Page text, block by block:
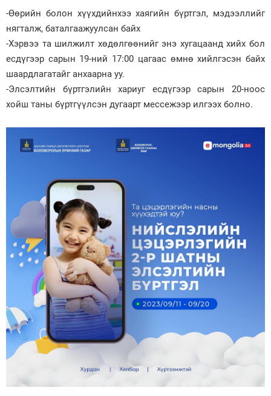
-Өөрийн болон хүүхдийнхээ хаягийн бүртгэл, мэдээллийг
нягталж, баталгаажуулсан байх
-Хэрвээ та шилжилт хөдөлгөөнийг энэ хугацаанд хийх бол
есдүгээр сарын 19-ний 17:00 цагаас өмнө хийлгэсэн байх
шаардлагатайг анхаарна уу.
-Элсэлтийн бүртгэлийн хариуг есдүгээр сарын 20-ноос
хойш таны бүртгүүлсэн дугаарт мессежээр илгээх болно.